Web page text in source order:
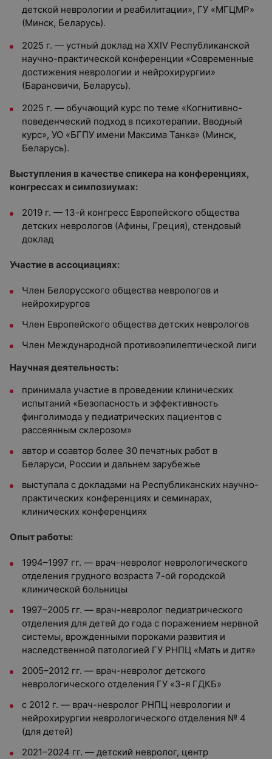
детской неврологии и реабилитации», ГУ «МГЦМР»
(Минск, Беларусь).
2025 г. — устный доклад на XXIV Республиканской
научно-практической конференции «Современные
достижения неврологии и нейрохирургии»
(Барановичи, Беларусь).
2025 г. — обучающий курс по теме «Когнитивно-
поведенческий подход в психотерапии. Вводный
курс», УО «БГПУ имени Максима Танка» (Минск,
Беларусь).
Выступления в качестве спикера на конференциях,
конгрессах и симпозиумах:
2019 г. — 13-й конгресс Европейского общества
детских неврологов (Афины, Греция), стендовый
доклад
Участие в ассоциациях:
Член Белорусского общества неврологов и
нейрохирургов
Член Европейского общества детских неврологов
Член Международной противоэпилептической лиги
Научная деятельность:
принимала участие в проведении клинических
испытаний «Безопасность и эффективность
финголимода у педиатрических пациентов с
рассеянным склерозом»
автор и соавтор более 30 печатных работ в
Беларуси, России и дальнем зарубежье
выступала с докладами на Республиканских научно-
практических конференциях и семинарах,
клинических конференциях
Опыт работы:
1994–1997 гг. — врач-невролог неврологического
отделения грудного возраста 7-ой городской
клинической больницы
1997–2005 гг. — врач-невролог педиатрического
отделения для детей до года с поражением нервной
системы, врожденными пороками развития и
наследственной патологией ГУ РНПЦ «Мать и дитя»
2005–2012 гг. — врач-невролог детского
неврологического отделения ГУ «3-я ГДКБ»
с 2012 г. — врач-невролог РНПЦ неврологии и
нейрохирургии неврологического отделения № 4
(для детей)
2021–2024 гг. — детский невролог, центр